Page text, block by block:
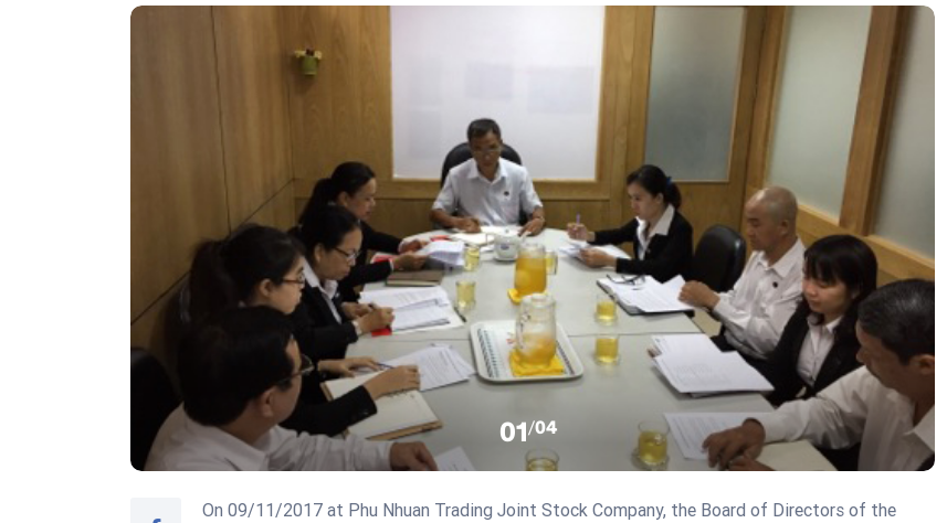
01/04
On 09/11/2017 at Phu Nhuan Trading Joint Stock Company, the Board of Directors of the